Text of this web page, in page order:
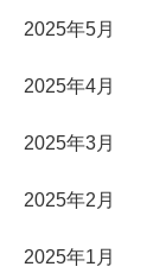
2025年5月
2025年4月
2025年3月
2025年2月
2025年1月